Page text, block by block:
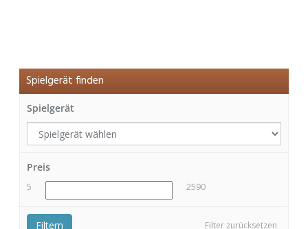
Spielgerät finden
Spielgerät
Preis
5 2590
Filter zurücksetzen
Filtern